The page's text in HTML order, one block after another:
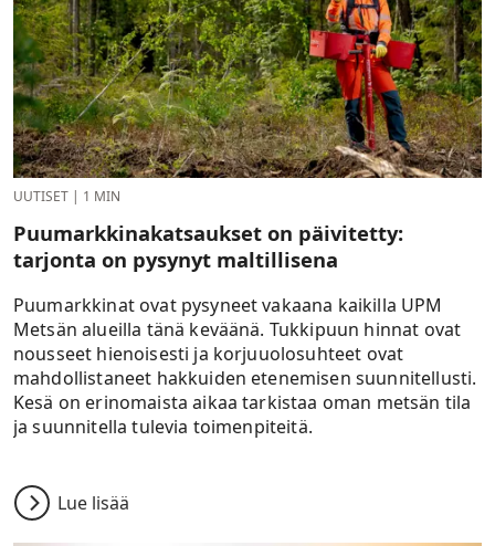
UUTISET | 1 MIN
Puumarkkinakatsaukset on päivitetty:
tarjonta on pysynyt maltillisena
Puumarkkinat ovat pysyneet vakaana kaikilla UPM
Metsän alueilla tänä keväänä. Tukkipuun hinnat ovat
nousseet hienoisesti ja korjuuolosuhteet ovat
mahdollistaneet hakkuiden etenemisen suunnitellusti.
Kesä on erinomaista aikaa tarkistaa oman metsän tila
ja suunnitella tulevia toimenpiteitä.
Lue lisää